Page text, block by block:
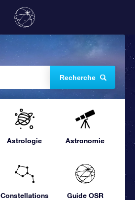
Recherche
Astrologie Astronomie
Constellations Guide OSR